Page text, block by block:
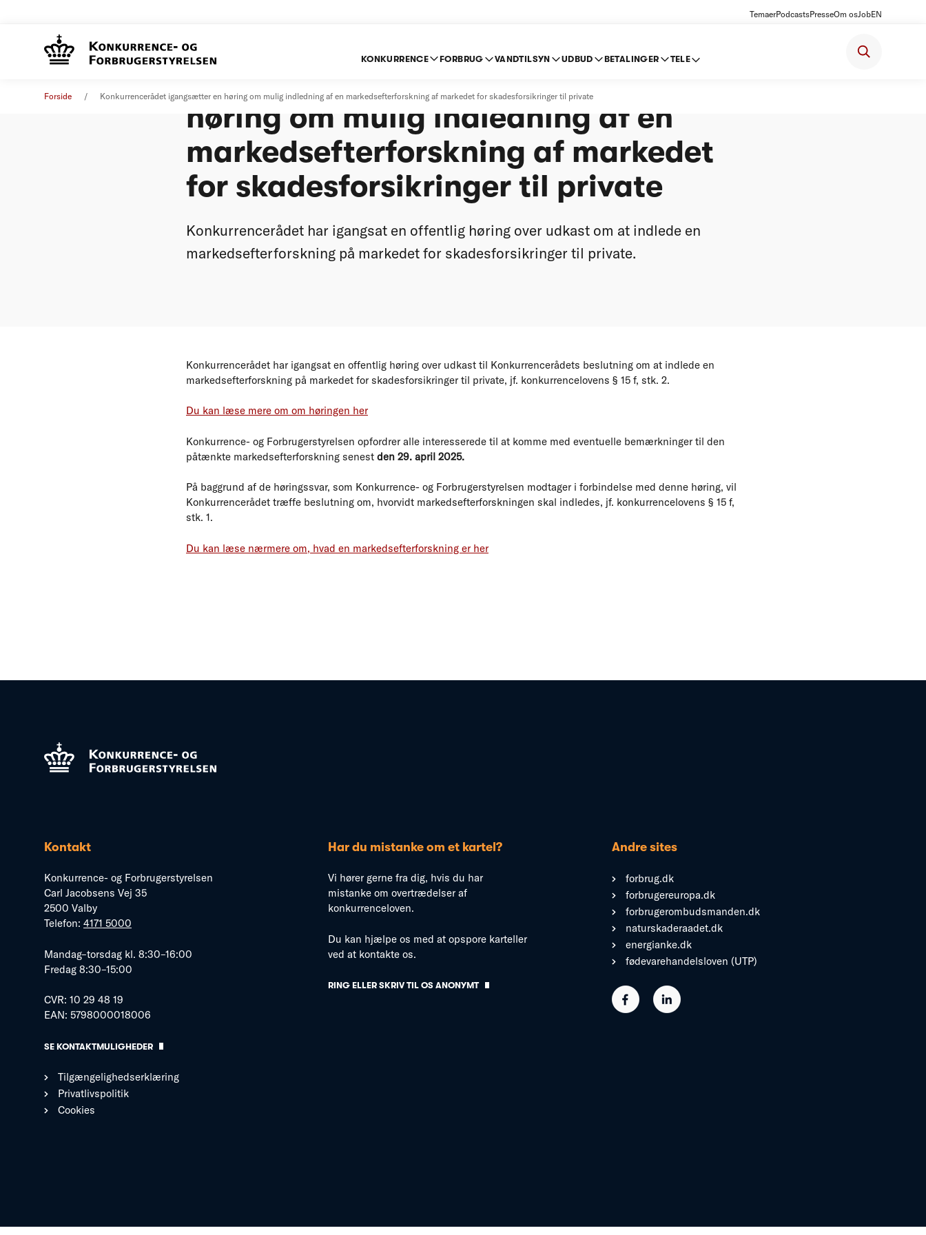
TemaerPodcastsPresseOm osJobEN
KONKURRENCE FORBRUG VANDTILSYN UDBUD BETALINGER TELE
Forside Konkurrencerådet igangsætter en høring om mulig indledning af en markedsefterforskning af markedet for skadesforsikringer til private
høring om mulig indledning af en
markedsefterforskning af markedet
for skadesforsikringer til private
Konkurrencerådet har igangsat en offentlig høring over udkast om at indlede en
markedsefterforskning på markedet for skadesforsikringer til private.
Konkurrencerådet har igangsat en offentlig høring over udkast til Konkurrencerådets beslutning om at indlede en
markedsefterforskning på markedet for skadesforsikringer til private, jf. konkurrencelovens § 15 f, stk. 2.
Du kan læse mere om om høringen her
Konkurrence- og Forbrugerstyrelsen opfordrer alle interesserede til at komme med eventuelle bemærkninger til den
påtænkte markedsefterforskning senest den 29. april 2025.
På baggrund af de høringssvar, som Konkurrence- og Forbrugerstyrelsen modtager i forbindelse med denne høring, vil
Konkurrencerådet træffe beslutning om, hvorvidt markedsefterforskningen skal indledes, jf. konkurrencelovens § 15 f,
stk. 1.
Du kan læse nærmere om, hvad en markedsefterforskning er her
Kontakt
Konkurrence- og Forbrugerstyrelsen
Carl Jacobsens Vej 35
2500 Valby
Telefon: 4171 5000
Mandag–torsdag kl. 8:30–16:00
Fredag 8:30–15:00
CVR: 10 29 48 19
EAN: 5798000018006
SE KONTAKTMULIGHEDER
Tilgængelighedserklæring
Privatlivspolitik
Cookies
Har du mistanke om et kartel?
Vi hører gerne fra dig, hvis du har
mistanke om overtrædelser af
konkurrenceloven.
Du kan hjælpe os med at opspore karteller
ved at kontakte os.
RING ELLER SKRIV TIL OS ANONYMT
Andre sites
forbrug.dk
forbrugereuropa.dk
forbrugerombudsmanden.dk
naturskaderaadet.dk
energianke.dk
fødevarehandelsloven (UTP)